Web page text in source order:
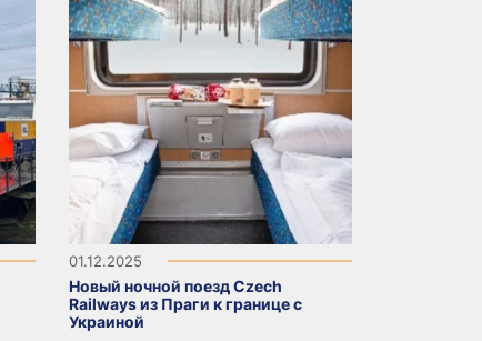
01.12.2025
Новый ночной поезд Czech
Railways из Праги к границе с
Украиной